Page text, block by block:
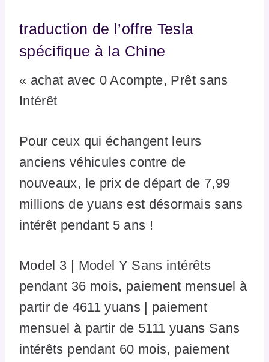
traduction de l’offre Tesla
spécifique à la Chine
« achat avec 0 Acompte, Prêt sans
Intérêt
Pour ceux qui échangent leurs
anciens véhicules contre de
nouveaux, le prix de départ de 7,99
millions de yuans est désormais sans
intérêt pendant 5 ans !
Model 3 | Model Y Sans intérêts
pendant 36 mois, paiement mensuel à
partir de 4611 yuans | paiement
mensuel à partir de 5111 yuans Sans
intérêts pendant 60 mois, paiement